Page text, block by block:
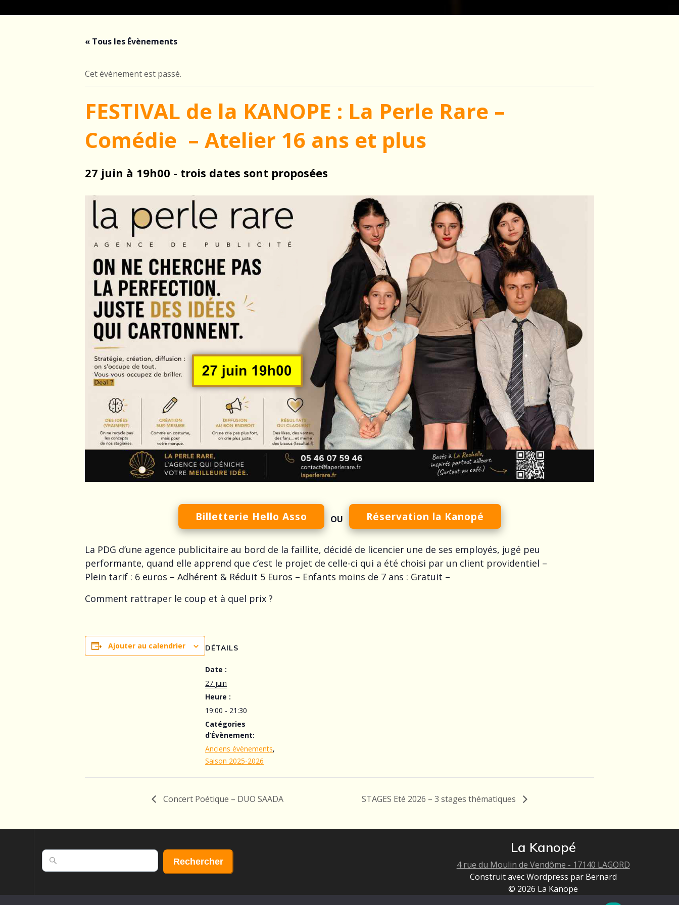
« Tous les Évènements
Cet évènement est passé.
FESTIVAL de la KANOPE : La Perle Rare –
Comédie – Atelier 16 ans et plus
27 juin à 19h00 - trois dates sont proposées
Billetterie Hello Asso OU Réservation la Kanopé
La PDG d’une agence publicitaire au bord de la faillite, décidé de licencier une de ses employés, jugé peu
performante, quand elle apprend que c’est le projet de celle-ci qui a été choisi par un client providentiel –
Plein tarif : 6 euros – Adhérent & Réduit 5 Euros – Enfants moins de 7 ans : Gratuit –
Comment rattraper le coup et à quel prix ?
Ajouter au calendrier DÉTAILS
Date :
27 juin
Heure :
19:00 - 21:30
Catégories
d’Évènement:
Anciens évènements,
Saison 2025-2026
Concert Poétique – DUO SAADA STAGES Eté 2026 – 3 stages thématiques
Rechercher
Rechercher
La Kanopé
4 rue du Moulin de Vendôme - 17140 LAGORD
Construit avec Wordpress par Bernard
© 2026 La Kanope